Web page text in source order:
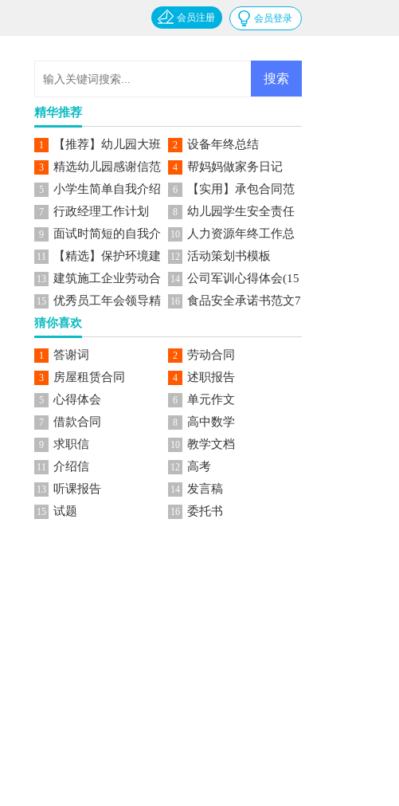
会员登录
会员注册
精华推荐
1
【推荐】幼儿园大班
美术教案
2 设备年终总结
3
精选幼儿园感谢信范
文七篇
4 帮妈妈做家务日记
5 小学生简单自我介绍 6
【实用】承包合同范
文锦集六篇
7 行政经理工作计划 8
幼儿园学生安全责任
书
9
面试时简短的自我介
绍范文
10
人力资源年终工作总
结
11
【精选】保护环境建
议书作文集锦5篇
12 活动策划书模板
13
建筑施工企业劳动合
同15篇
14
公司军训心得体会(15
篇)
15
优秀员工年会领导精
彩发言稿范文
16
食品安全承诺书范文7
猜你喜欢
1 答谢词 2 劳动合同
3 房屋租赁合同 4 述职报告
5 心得体会 6 单元作文
7 借款合同 8 高中数学
9 求职信 10 教学文档
11 介绍信 12 高考
13 听课报告 14 发言稿
15 试题 16 委托书